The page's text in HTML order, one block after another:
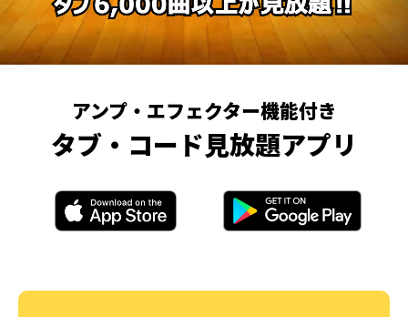
アンプ・エフェクター機能付き
タブ・コード見放題アプリ